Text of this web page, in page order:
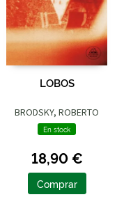
LOBOS
BRODSKY, ROBERTO
En stock
18,90 €
Comprar